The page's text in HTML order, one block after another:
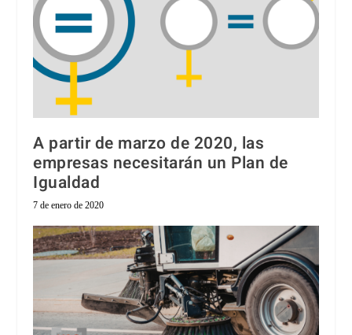
A partir de marzo de 2020, las
empresas necesitarán un Plan de
Igualdad
7 de enero de 2020